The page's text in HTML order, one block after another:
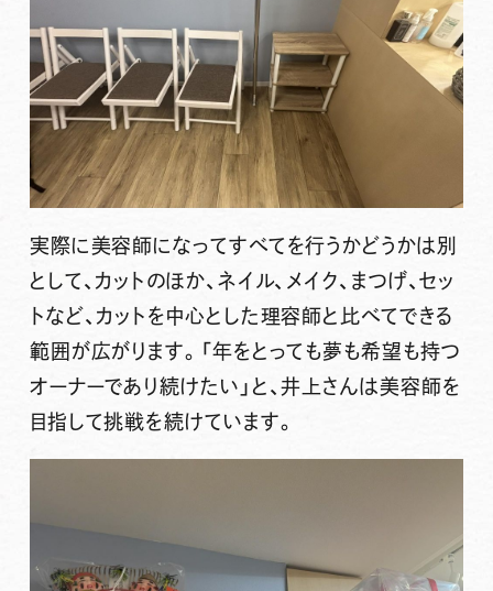
実際に美容師になってすべてを行うかどうかは別
として、カットのほか、ネイル、メイク、まつげ、セッ
トなど、カットを中心とした理容師と比べてできる
範囲が広がります。
「年をとっても夢も希望も持つ
オーナーであり続けたい」 と、井上さんは美容師を
目指して挑戦を続けています。